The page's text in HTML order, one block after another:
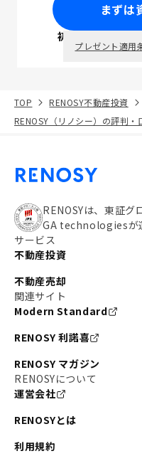
まずは
初回面談で
プレゼント適用
TOP RENOSY不動産投資
RENOSY（リノシー）の評判・
RENOSYは、東証グ
GA technologiesが
サービス
不動産投資
不動産売却
関連サイト
Modern Standard
RENOSY 利諾喜
RENOSY マガジン
RENOSYについて
運営会社
RENOSYとは
利用規約